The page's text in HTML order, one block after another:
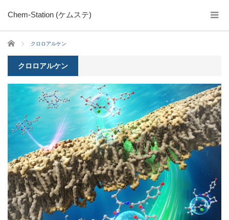
Chem-Station (ケムステ)
ホーム クロロアルケン
クロロアルケン